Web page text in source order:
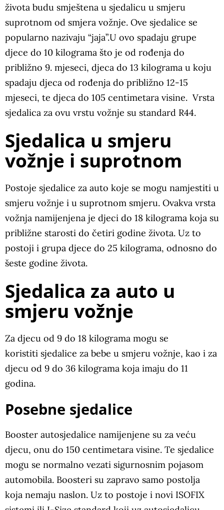
života budu smještena u sjedalicu u smjeru
suprotnom od smjera vožnje. Ove sjedalice se
popularno nazivaju “jaja”.U ovo spadaju grupe
djece do 10 kilograma što je od rođenja do
približno 9. mjeseci, djeca do 13 kilograma u koju
spadaju djeca od rođenja do približno 12-15
mjeseci, te djeca do 105 centimetara visine. Vrsta
sjedalica za ovu vrstu vožnje su standard R44.
Sjedalica u smjeru
vožnje i suprotnom
Postoje sjedalice za auto koje se mogu namjestiti u
smjeru vožnje i u suprotnom smjeru. Ovakva vrsta
vožnja namijenjena je djeci do 18 kilograma koja su
približne starosti do četiri godine života. Uz to
postoji i grupa djece do 25 kilograma, odnosno do
šeste godine života.
Sjedalica za auto u
smjeru vožnje
Za djecu od 9 do 18 kilograma mogu se
koristiti sjedalice za bebe u smjeru vožnje, kao i za
djecu od 9 do 36 kilograma koja imaju do 11
godina.
Posebne sjedalice
Booster autosjedalice namijenjene su za veću
djecu, onu do 150 centimetara visine. Te sjedalice
mogu se normalno vezati sigurnosnim pojasom
automobila. Boosteri su zapravo samo postolja
koja nemaju naslon. Uz to postoje i novi ISOFIX